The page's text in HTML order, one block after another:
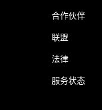
合作伙伴
联盟
法律
服务状态